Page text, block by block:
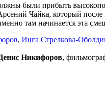
были прибыть
Чайка, который после
там начинается эта
, Инга Стрелкова-
Никифоров,